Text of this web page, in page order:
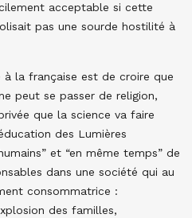
acceptable si cette
pas une sourde hostilité à
à la française est de croire que
peut se passer de religion,
que la science va faire
des Lumières
et “en même temps” de
dans une société qui au
consommatrice :
des familles,